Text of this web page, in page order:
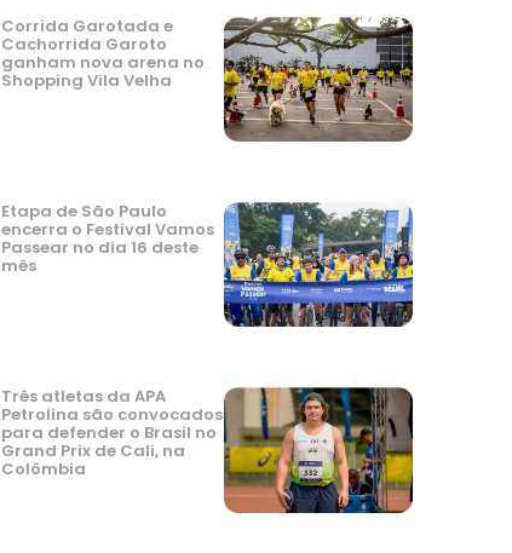
Corrida Garotada e
Cachorrida Garoto
ganham nova arena no
Shopping Vila Velha
Etapa de São Paulo
encerra o Festival Vamos
Passear no dia 16 deste
mês
Três atletas da APA
Petrolina são convocados
para defender o Brasil no
Grand Prix de Cali, na
Colômbia